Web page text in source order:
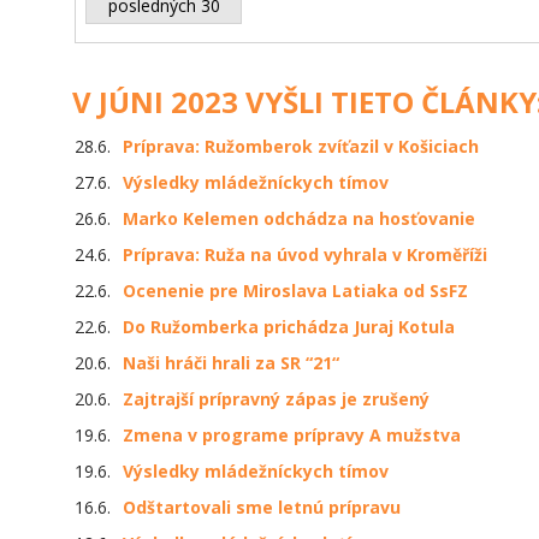
posledných 30
V JÚNI 2023 VYŠLI TIETO
28.6.
Príprava: Ružomberok zvíťazil v Košiciach
27.6. Výsledky mládežníckych tímov
26.6.
Marko Kelemen odchádza na hosťovanie
24.6.
Príprava: Ruža na úvod vyhrala v Kroměříži
22.6.
Ocenenie pre Miroslava Latiaka od SsFZ
22.6.
Do Ružomberka prichádza Juraj Kotula
20.6.
Naši hráči hrali za SR “21“
20.6.
Zajtrajší prípravný zápas je zrušený
19.6.
Zmena v programe prípravy A mužstva
19.6. Výsledky mládežníckych tímov
16.6.
Odštartovali sme letnú prípravu